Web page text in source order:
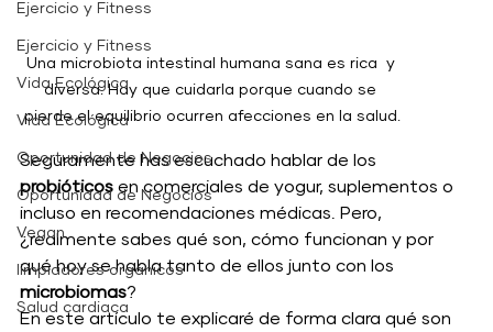
Ejercicio y Fitness
Ejercicio y Fitness
Vida Ecológica
Vida Ecológica
Oportunidad de Negocios
Oportunidad de Negocios
Vegan
limpiadores orgánicos
Salud cardiaca
Una microbiota intestinal humana sana es rica  y
diversa. Hay que cuidarla porque cuando se
pierde el equilibrio ocurren afecciones en la salud.
Seguramente has escuchado hablar de los
probióticos en comerciales de yogur, suplementos o
incluso en recomendaciones médicas. Pero,
¿realmente sabes qué son, cómo funcionan y por
qué hoy se habla tanto de ellos junto con los
microbiomas?
En este artículo te explicaré de forma clara qué son